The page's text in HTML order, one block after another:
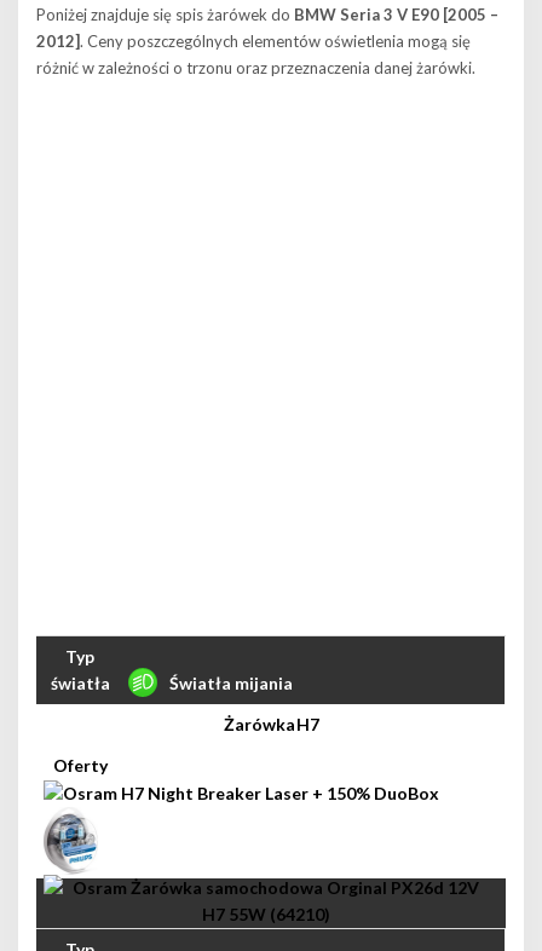
Poniżej znajduje się spis żarówek do BMW Seria 3 V E90 [2005 –
2012]. Ceny poszczególnych elementów oświetlenia mogą się
różnić w zależności o trzonu oraz przeznaczenia danej żarówki.
Światła mijania
H7